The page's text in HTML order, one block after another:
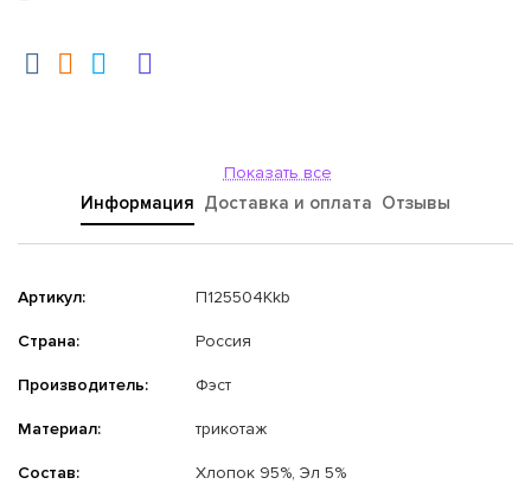
Показать все
Информация Доставка и оплата Отзывы
Артикул: П125504Kkb
Страна: Россия
Производитель: Фэст
Материал: трикотаж
Состав: Хлопок 95%, Эл 5%